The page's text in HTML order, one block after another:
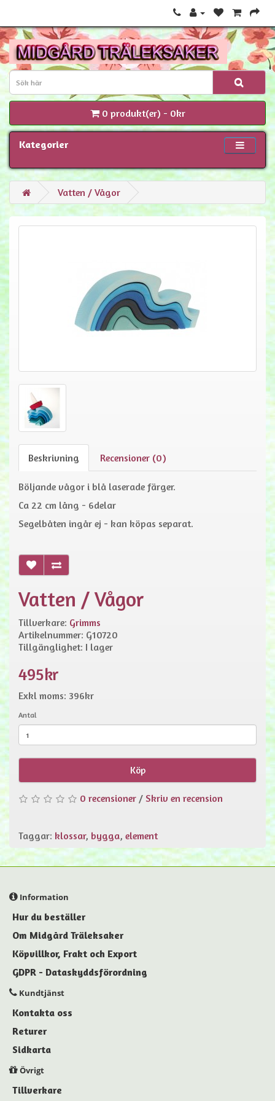
0 produkt(er) - 0kr
Kategorier
Vatten / Vågor
Beskrivning Recensioner (0)
Böljande vågor i blå laserade färger.
Ca 22 cm lång - 6delar
Segelbåten ingår ej - kan köpas separat.
Vatten / Vågor
Tillverkare: Grimms
Artikelnummer: G10720
Tillgänglighet: I lager
495kr
Exkl moms: 396kr
Antal
Köp
0 recensioner / Skriv en recension
Taggar: klossar, bygga, element
Information
Hur du beställer
Om Midgård Träleksaker
Köpvillkor, Frakt och Export
GDPR - Dataskyddsförordning
Kundtjänst
Kontakta oss
Returer
Sidkarta
Övrigt
Tillverkare